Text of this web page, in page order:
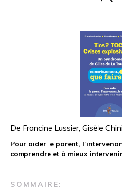
De Francine Lussier, Gisèle
Pour aider le parent,
comprendre et à mieux
SOMMAIRE: